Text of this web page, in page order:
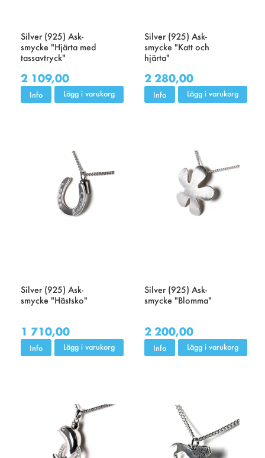
Silver (925) Ask-
smycke "Hjärta med
tassavtryck"
2 109,00
Info Lägg i varukorg
Silver (925) Ask-
smycke "Katt och
hjärta"
2 280,00
Info Lägg i varukorg
Silver (925) Ask-
smycke "Hästsko"
1 710,00
Info Lägg i varukorg
Silver (925) Ask-
smycke "Blomma"
2 200,00
Info Lägg i varukorg